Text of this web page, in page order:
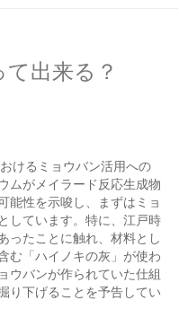
出来る？
けるミョウバン活用への
ムがメイラード反応生成物
能性を示唆し、まずはミョ
しています。特に、江戸時
ったことに触れ、材料とし
む「ハイノキの灰」が使わ
ウバンが作られていた仕組
り下げることを予告してい